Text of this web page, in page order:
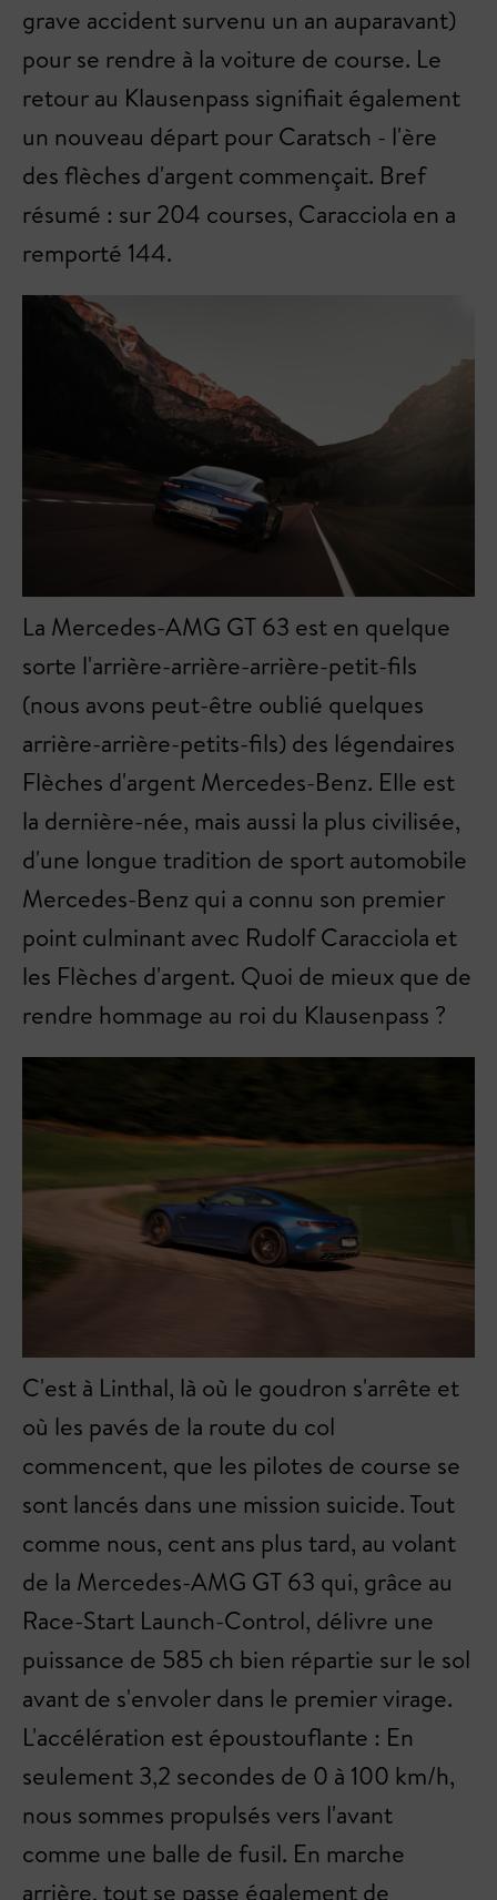
grave accident survenu un an auparavant)
pour se rendre à la voiture de course. Le
retour au Klausenpass signifiait également
un nouveau départ pour Caratsch - l'ère
des flèches d'argent commençait. Bref
résumé : sur 204 courses, Caracciola en a
remporté 144.
La Mercedes-AMG GT 63 est en quelque
sorte l'arrière-arrière-arrière-petit-fils
(nous avons peut-être oublié quelques
arrière-arrière-petits-fils) des légendaires
Flèches d'argent Mercedes-Benz. Elle est
la dernière-née, mais aussi la plus civilisée,
d'une longue tradition de sport automobile
Mercedes-Benz qui a connu son premier
point culminant avec Rudolf Caracciola et
les Flèches d'argent. Quoi de mieux que de
rendre hommage au roi du Klausenpass ?
C'est à Linthal, là où le goudron s'arrête et
où les pavés de la route du col
commencent, que les pilotes de course se
sont lancés dans une mission suicide. Tout
comme nous, cent ans plus tard, au volant
de la Mercedes-AMG GT 63 qui, grâce au
Race-Start Launch-Control, délivre une
puissance de 585 ch bien répartie sur le sol
avant de s'envoler dans le premier virage.
L'accélération est époustouflante : En
seulement 3,2 secondes de 0 à 100 km/h,
nous sommes propulsés vers l'avant
comme une balle de fusil. En marche
arrière, tout se passe également de